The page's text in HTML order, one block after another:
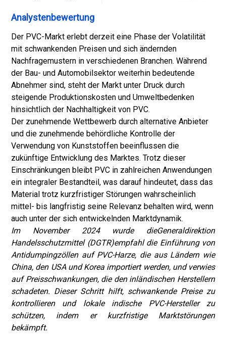
Analystenbewertung
Der PVC-Markt erlebt derzeit eine Phase der Volatilität
mit schwankenden Preisen und sich ändernden
Nachfragemustern in verschiedenen Branchen. Während
der Bau- und Automobilsektor weiterhin bedeutende
Abnehmer sind, steht der Markt unter Druck durch
steigende Produktionskosten und Umweltbedenken
hinsichtlich der Nachhaltigkeit von PVC.
Der zunehmende Wettbewerb durch alternative Anbieter
und die zunehmende behördliche Kontrolle der
Verwendung von Kunststoffen beeinflussen die
zukünftige Entwicklung des Marktes. Trotz dieser
Einschränkungen bleibt PVC in zahlreichen Anwendungen
ein integraler Bestandteil, was darauf hindeutet, dass das
Material trotz kurzfristiger Störungen wahrscheinlich
mittel- bis langfristig seine Relevanz behalten wird, wenn
auch unter der sich entwickelnden Marktdynamik.
Im November 2024 wurde dieGeneraldirektion
Handelsschutzmittel (DGTR)empfahl die Einführung von
Antidumpingzöllen auf PVC-Harze, die aus Ländern wie
China, den USA und Korea importiert werden, und verwies
auf Preisschwankungen, die den inländischen Herstellern
schadeten. Dieser Schritt hilft, schwankende Preise zu
kontrollieren und lokale indische PVC-Hersteller zu
schützen, indem er kurzfristige Marktstörungen
bekämpft.